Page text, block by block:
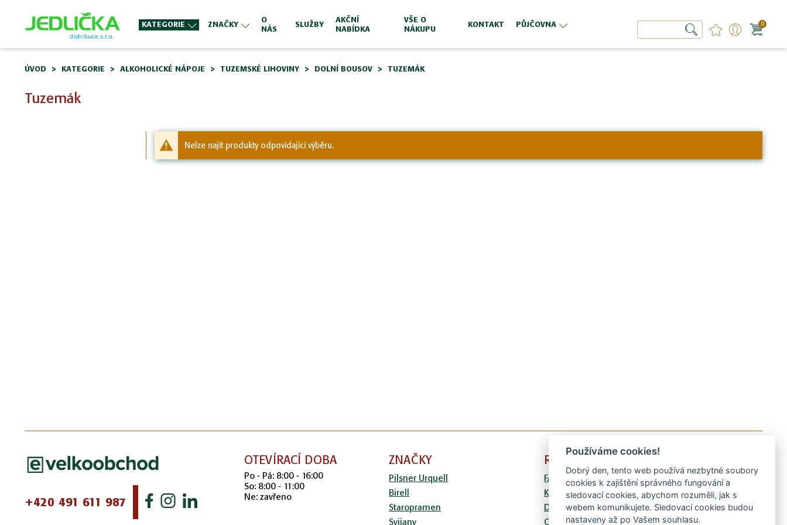
KATEGORIE ZNAČKY
O
NÁS
SLUŽBY
AKČNÍ
NABÍDKA
VŠE O
NÁKUPU
KONTAKT PŮJČOVNA 0
Hledat
ÚVOD KATEGORIE ALKOHOLICKÉ NÁPOJE TUZEMSKÉ LIHOVINY DOLNÍ BOUSOV TUZEMÁK
Tuzemák
Nelze najít produkty odpovídající výběru.
+420 491 611 987
OTEVÍRACÍ DOBA
Po - Pá: 8:00 - 16:00
So: 8:00 - 11:00
Ne: zavřeno
ZNAČKY
Pilsner Urquell
Birell
Staropramen
Svijany
RYCHLÉ VOLBY
FAQ
Kontaktní formulář
Doprava
Obchodní podmínky
Používáme cookies!
Dobrý den, tento web používá nezbytné soubory
cookies k zajištění správného fungování a
sledovací cookies, abychom rozuměli, jak s
webem komunikujete. Sledovací cookies budou
nastaveny až po Vašem souhlasu.